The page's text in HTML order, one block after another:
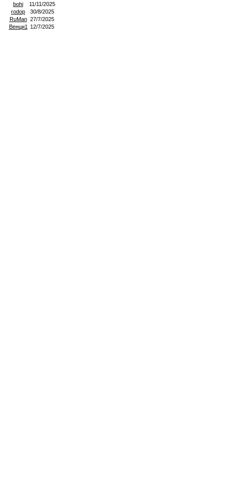
bohi
11/11/2025
rodop
30/8/2025
RuMan 27/7/2025
Венци1
12/7/2025